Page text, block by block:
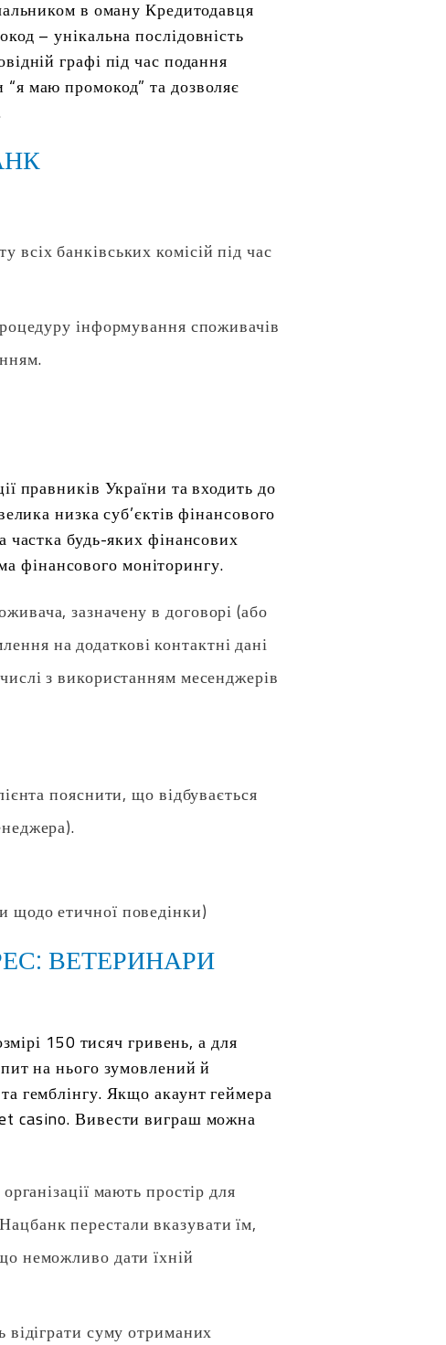
в оману Кредитодавця
– унікальна послідовність
графі під час подання
маю промокод” та дозволяє
банківських комісій під час
інформування споживачів
правників України та входить до
низка суб’єктів фінансового
будь-яких фінансових
фінансового моніторингу.
зазначену в договорі (або
на додаткові контактні дані
з використанням месенджерів
пояснити, що відбувається
щодо етичної поведінки)
ВЕТЕРИНАРИ
150 тисяч гривень, а для
на нього зумовлений й
гемблінгу. Якщо акаунт геймера
casino. Вивести виграш можна
мають простір для
перестали вказувати їм,
неможливо дати їхній
відіграти суму отриманих